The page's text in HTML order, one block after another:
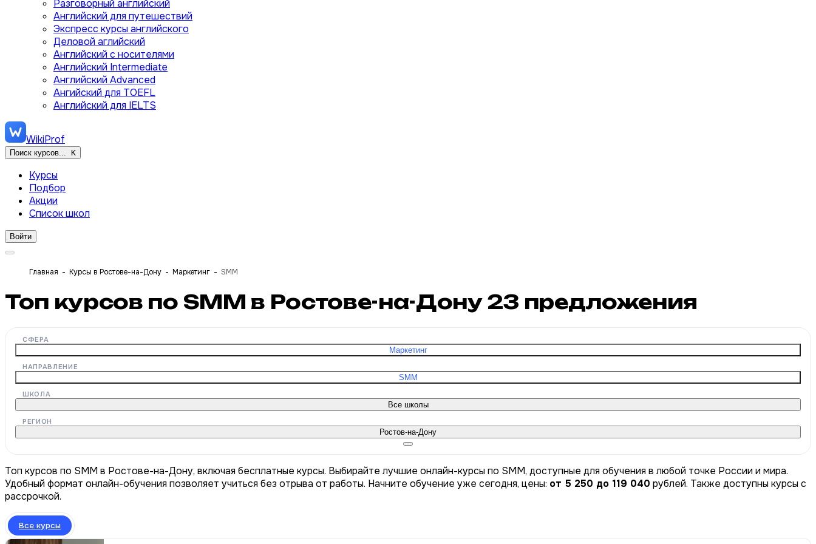
Разговорный английский
Английский для путешествий
Экспресс курсы английского
Деловой аглийский
Английский с носителями
Английский Intermediate
Английский Advanced
Ангийский для TOEFL
Английский для IELTS
WikiProf
Поиск курсов... K
Курсы
Подбор
Акции
Список школ
Войти
Главная Курсы в Ростове-на-Дону Маркетинг SMM
Топ курсов по SMM в Ростове-на-Дону 23 предложения
СФЕРА
Маркетинг
НАПРАВЛЕНИЕ
SMM
ШКОЛА
Все школы
РЕГИОН
Ростов-на-Дону
Топ курсов по SMM в Ростове-на-Дону, включая бесплатные курсы. Выбирайте лучшие онлайн-курсы по SMM, доступные для обучения в любой точке России и мира.
Удобный формат онлайн-обучения позволяет учиться без отрыва от работы. Начните обучение уже сегодня, цены: от 5 250 до 119 040 рублей. Также доступны курсы с
рассрочкой.
Все курсы